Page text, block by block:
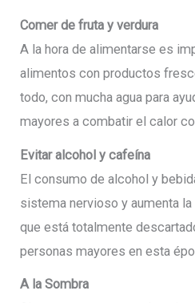
Comer de fruta y verdura
A la hora de alimentarse es
alimentos con productos
todo, con mucha agua para
mayores a combatir el calor
Evitar alcohol y cafeína
El consumo de alcohol y
sistema nervioso y aumenta
que está totalmente
personas mayores en esta
A la Sombra